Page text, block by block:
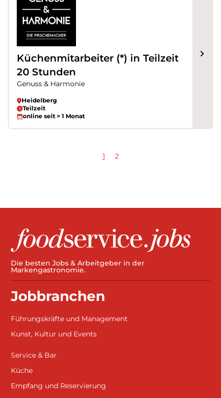
Küchenmitarbeiter (*) in Teilzeit
20 Stunden
Genuss & Harmonie
Heidelberg
Teilzeit
online seit > 1 Monat
1 2
Die besten Jobs & Arbeitgeber in der
Markengastronomie.
Jobbranchen
Führungskräfte und Management
Kunst, Kultur und Events
Service & Bar
Küche
Empfang und Reservierung